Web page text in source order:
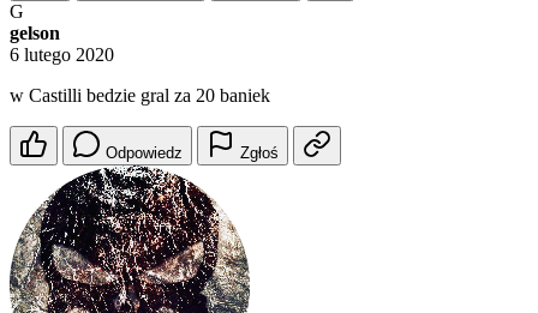
G
gelson
6 lutego 2020
w Castilli bedzie gral za 20 baniek
Odpowiedz Zgłoś